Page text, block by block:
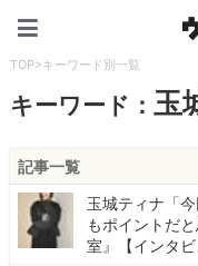
TOP>キーワード別一覧
キーワード：玉
記事一覧
玉城ティナ「
もポイントだ
室』【インタビ